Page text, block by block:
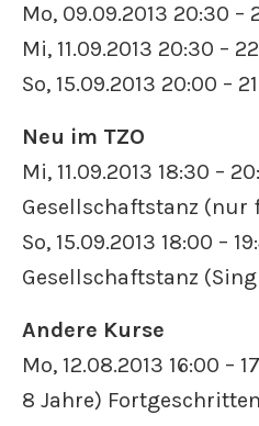
Mo, 09.09.2013 20:30 –
Mi, 11.09.2013 20:30 –
So, 15.09.2013 20:00 –
Neu im TZO
Mi, 11.09.2013 18:30 –
Gesellschaftstanz (nur
So, 15.09.2013 18:00 –
Gesellschaftstanz
Andere Kurse
Mo, 12.08.2013 16:00 –
8 Jahre)